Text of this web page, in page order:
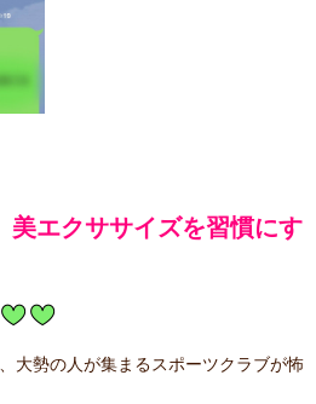
美エクササイズを習慣にす
大勢の人が集まるスポーツクラブが怖